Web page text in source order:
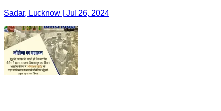
Sadar, Lucknow | Jul 26, 2024